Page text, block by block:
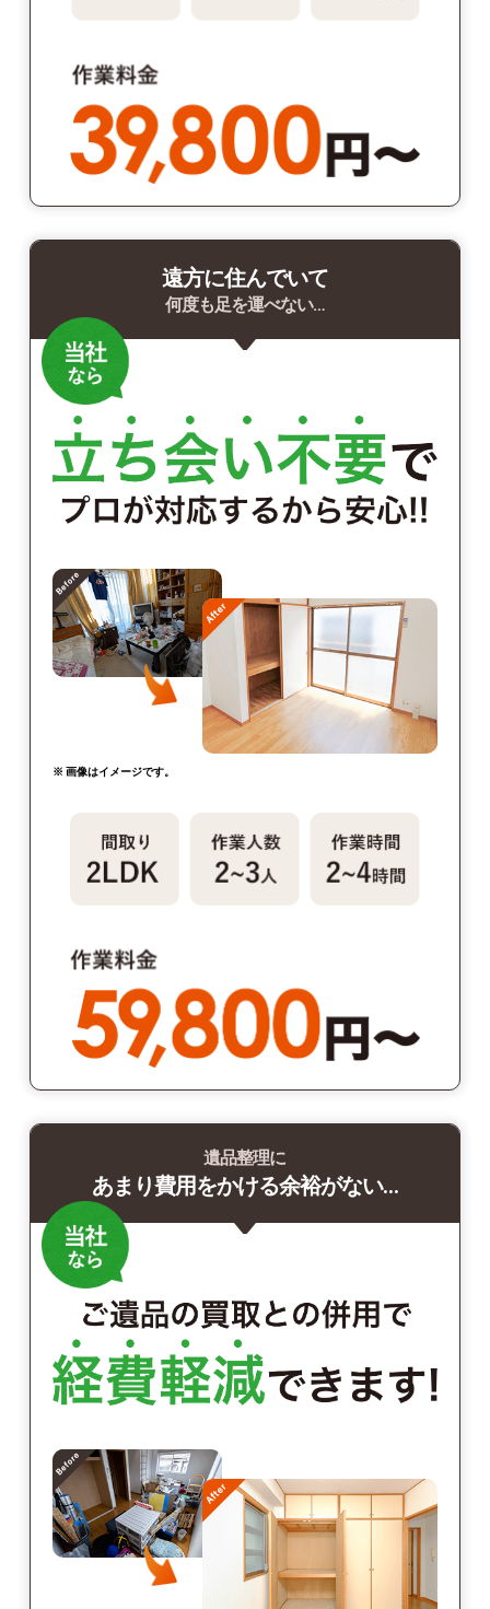
遠方に住んでいて
何度も足を運べない…
※ 画像はイメージです。
遺品整理に
あまり費用をかける余裕がない…